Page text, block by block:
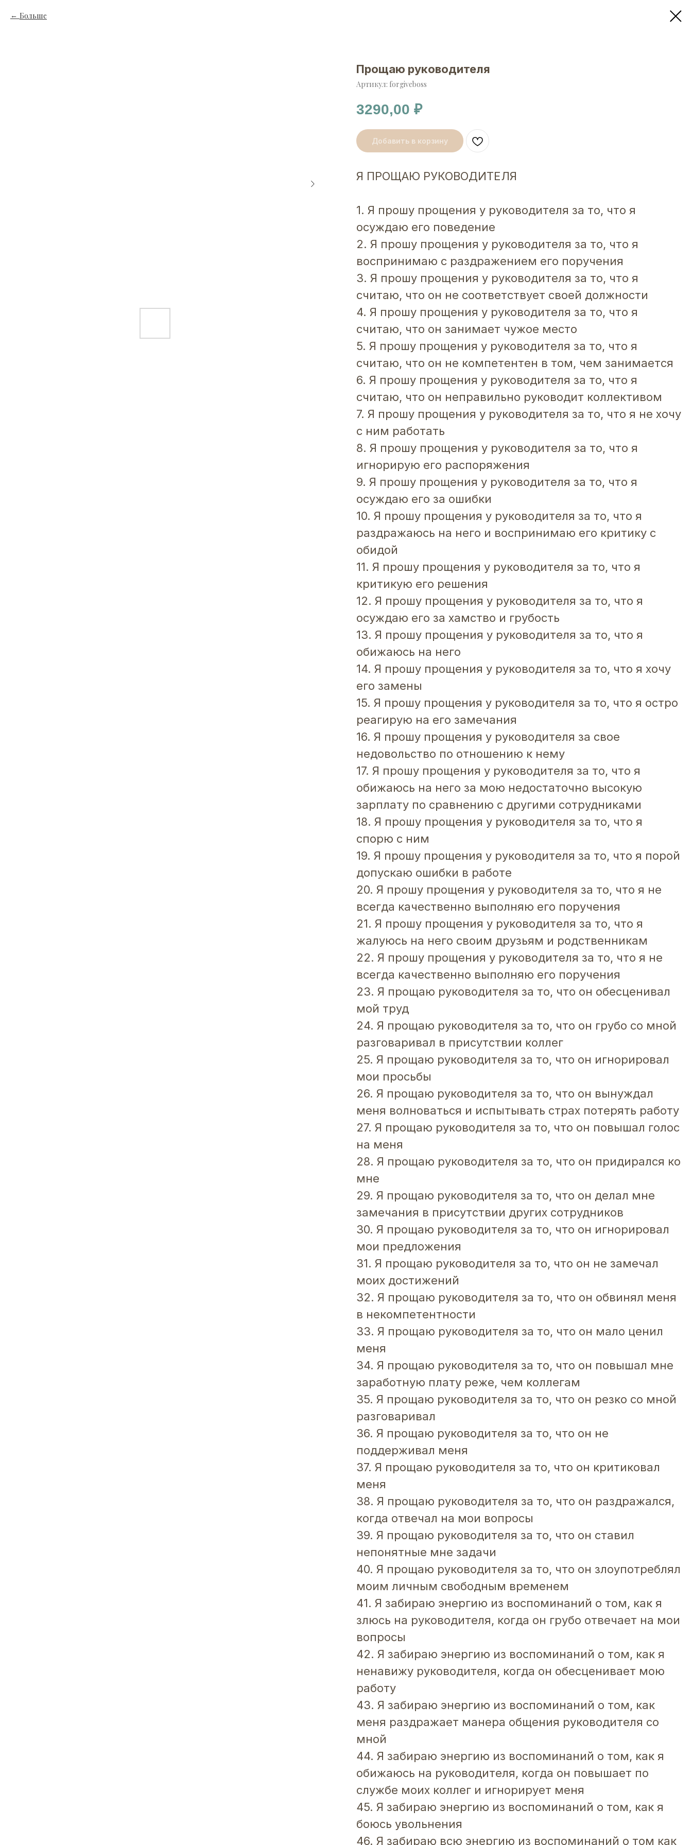
Больше
Прощаю руководителя
Артикул: forgiveboss
3290,00 ₽
Добавить в корзину
Я ПРОЩАЮ РУКОВОДИТЕЛЯ
1. Я прошу прощения у руководителя за то, что я
осуждаю его поведение
2. Я прошу прощения у руководителя за то, что я
воспринимаю с раздражением его поручения
3. Я прошу прощения у руководителя за то, что я
считаю, что он не соответствует своей должности
4. Я прошу прощения у руководителя за то, что я
считаю, что он занимает чужое место
5. Я прошу прощения у руководителя за то, что я
считаю, что он не компетентен в том, чем занимается
6. Я прошу прощения у руководителя за то, что я
считаю, что он неправильно руководит коллективом
7. Я прошу прощения у руководителя за то, что я не хочу
с ним работать
8. Я прошу прощения у руководителя за то, что я
игнорирую его распоряжения
9. Я прошу прощения у руководителя за то, что я
осуждаю его за ошибки
10. Я прошу прощения у руководителя за то, что я
раздражаюсь на него и воспринимаю его критику с
обидой
11. Я прошу прощения у руководителя за то, что я
критикую его решения
12. Я прошу прощения у руководителя за то, что я
осуждаю его за хамство и грубость
13. Я прошу прощения у руководителя за то, что я
обижаюсь на него
14. Я прошу прощения у руководителя за то, что я хочу
его замены
15. Я прошу прощения у руководителя за то, что я остро
реагирую на его замечания
16. Я прошу прощения у руководителя за свое
недовольство по отношению к нему
17. Я прошу прощения у руководителя за то, что я
обижаюсь на него за мою недостаточно высокую
зарплату по сравнению с другими сотрудниками
18. Я прошу прощения у руководителя за то, что я
спорю с ним
19. Я прошу прощения у руководителя за то, что я порой
допускаю ошибки в работе
20. Я прошу прощения у руководителя за то, что я не
всегда качественно выполняю его поручения
21. Я прошу прощения у руководителя за то, что я
жалуюсь на него своим друзьям и родственникам
22. Я прошу прощения у руководителя за то, что я не
всегда качественно выполняю его поручения
23. Я прощаю руководителя за то, что он обесценивал
мой труд
24. Я прощаю руководителя за то, что он грубо со мной
разговаривал в присутствии коллег
25. Я прощаю руководителя за то, что он игнорировал
мои просьбы
26. Я прощаю руководителя за то, что он вынуждал
меня волноваться и испытывать страх потерять работу
27. Я прощаю руководителя за то, что он повышал голос
на меня
28. Я прощаю руководителя за то, что он придирался ко
мне
29. Я прощаю руководителя за то, что он делал мне
замечания в присутствии других сотрудников
30. Я прощаю руководителя за то, что он игнорировал
мои предложения
31. Я прощаю руководителя за то, что он не замечал
моих достижений
32. Я прощаю руководителя за то, что он обвинял меня
в некомпетентности
33. Я прощаю руководителя за то, что он мало ценил
меня
34. Я прощаю руководителя за то, что он повышал мне
заработную плату реже, чем коллегам
35. Я прощаю руководителя за то, что он резко со мной
разговаривал
36. Я прощаю руководителя за то, что он не
поддерживал меня
37. Я прощаю руководителя за то, что он критиковал
меня
38. Я прощаю руководителя за то, что он раздражался,
когда отвечал на мои вопросы
39. Я прощаю руководителя за то, что он ставил
непонятные мне задачи
40. Я прощаю руководителя за то, что он злоупотреблял
моим личным свободным временем
41. Я забираю энергию из воспоминаний о том, как я
злюсь на руководителя, когда он грубо отвечает на мои
вопросы
42. Я забираю энергию из воспоминаний о том, как я
ненавижу руководителя, когда он обесценивает мою
работу
43. Я забираю энергию из воспоминаний о том, как
меня раздражает манера общения руководителя со
мной
44. Я забираю энергию из воспоминаний о том, как я
обижаюсь на руководителя, когда он повышает по
службе моих коллег и игнорирует меня
45. Я забираю энергию из воспоминаний о том, как я
боюсь увольнения
46. Я забираю всю энергию из воспоминаний о том как